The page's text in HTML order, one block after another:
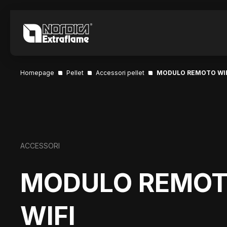
Homepage Pellet Accessori pellet MODULO REMOTO
ACCESSORI
MODULO
WIFI